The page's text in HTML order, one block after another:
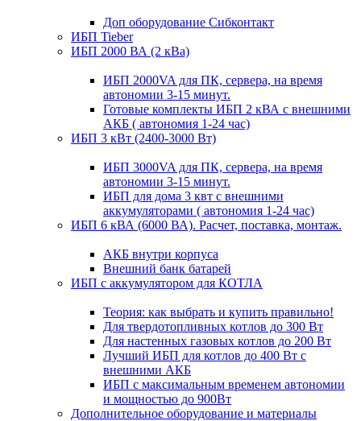
Доп оборудование Сибконтакт
ИБП Tieber
ИБП 2000 ВА (2 кВа)
ИБП 2000VA для ПК, сервера, на время
автономии 3-15 минут.
Готовые комплекты ИБП 2 кВА с внешними
АКБ ( автономия 1-24 час)
ИБП 3 кВт (2400-3000 Вт)
ИБП 3000VA для ПК, сервера, на время
автономии 3-15 минут.
ИБП для дома 3 квт с внешними
аккумуляторами ( автономия 1-24 час)
ИБП 6 кВА (6000 ВА). Расчет, поставка, монтаж.
АКБ внутри корпуса
Внешний банк батарей
ИБП с аккумулятором для КОТЛА
Теория: как выбрать и купить правильно!
Для твердотопливных котлов до 300 Вт
Для настенных газовых котлов до 200 Вт
Лучший ИБП для котлов до 400 Вт с
внешними АКБ
ИБП с максимальным временем автономии
и мощностью до 900Вт
Дополнительное оборудование и материалы